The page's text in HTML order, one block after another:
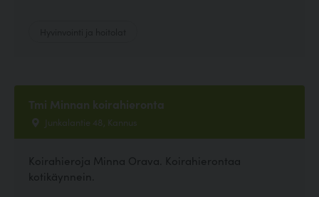
Tmi Minnan koirahieronta
Junkalantie 48, Kannus
Koirahieroja Minna Orava. Koirahierontaa
kotikäynnein.